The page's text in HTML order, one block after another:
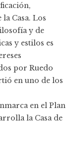
Casa. Los
y de
y estilos es
por Ruedo
en uno de los
en el Plan
la Casa de